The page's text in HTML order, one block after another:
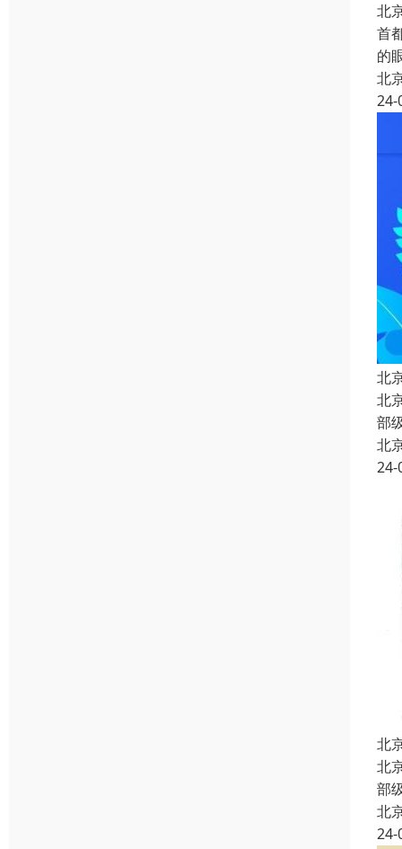
北
首
的
北
24-
北
北
部
北
24-
北
北
部
北
24-